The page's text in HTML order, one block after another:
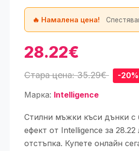
🔥 Намалена цена!
28.22€
Стара цена: 35.29€ -20%
Марка: Intelligence
Стилни мъжки къси дънки с
ефект от Intelligence за 28.22
отстъпка. Купете онлайн